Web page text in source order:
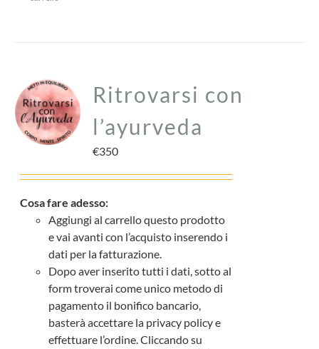
Ritrovarsi con
l’ayurveda
€350
Cosa fare adesso:
Aggiungi al carrello questo prodotto
e vai avanti con l’acquisto inserendo i
dati per la fatturazione.
Dopo aver inserito tutti i dati, sotto al
form troverai come unico metodo di
pagamento il bonifico bancario,
basterà accettare la privacy policy e
effettuare l’ordine. Cliccando su